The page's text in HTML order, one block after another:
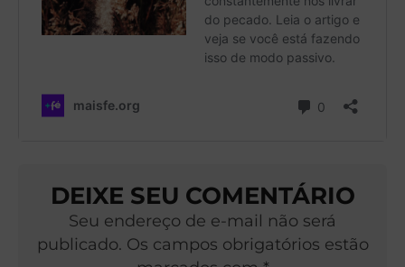
DEIXE SEU COMENTÁRIO
Seu endereço de e-mail não será
publicado. Os campos obrigatórios estão